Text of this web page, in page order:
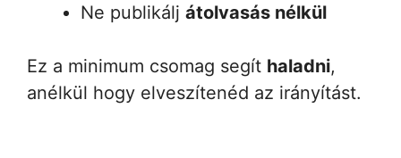
Ne publikálj átolvasás nélkül
Ez a minimum csomag segít haladni,
anélkül hogy elveszítenéd az irányítást.